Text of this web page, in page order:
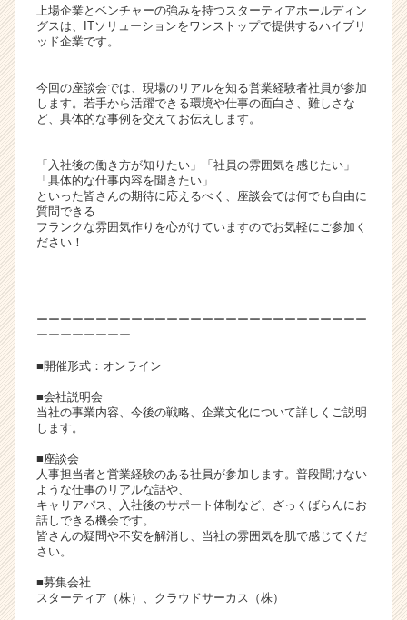
ト
が
就
活
サ
ト
チ
ア
ャ
r
a
e
r）
上場企業とベンチャーの強みを持つスターティアホールディン
グスは、ITソリューションをワンストップで提供するハイブリ
ッド企業です。
今回の座談会では、現場のリアルを知る営業経験者社員が参加
します。若手から活躍できる環境や仕事の面白さ、難しさな
ど、具体的な事例を交えてお伝えします。
「入社後の働き方が知りたい」「社員の雰囲気を感じたい」
「具体的な仕事内容を聞きたい」
といった皆さんの期待に応えるべく、座談会では何でも自由に
質問できる
フランクな雰囲気作りを心がけていますのでお気軽にご参加く
ださい！
ーーーーーーーーーーーーーーーーーーーーーーーーーーーー
ーーーーーーーー
■開催形式：オンライン
■会社説明会
当社の事業内容、今後の戦略、企業文化について詳しくご説明
します。
■座談会
人事担当者と営業経験のある社員が参加します。普段聞けない
ような仕事のリアルな話や、
キャリアパス、入社後のサポート体制など、ざっくばらんにお
話しできる機会です。
皆さんの疑問や不安を解消し、当社の雰囲気を肌で感じてくだ
さい。
■募集会社
スターティア（株）、クラウドサーカス（株）